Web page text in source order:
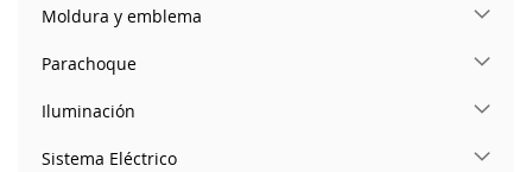
Moldura y emblema
Parachoque
Iluminación
Sistema Eléctrico